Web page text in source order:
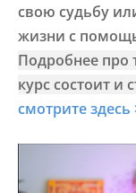
свою судьбу
жизни с
Подробнее про
курс состоит и
смотрите здесь